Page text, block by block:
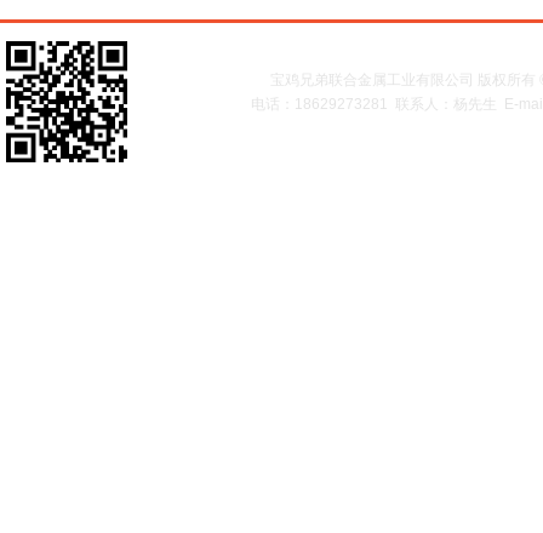
宝鸡兄弟联合金属工业有限公司 版权所有
电话：18629273281 联系人：杨先生 E-